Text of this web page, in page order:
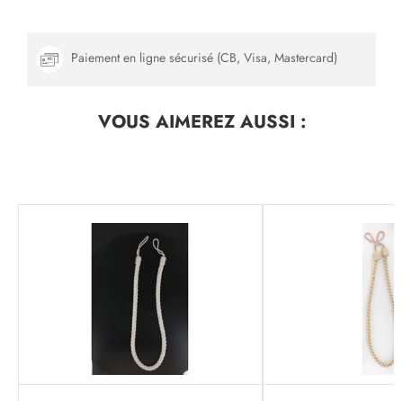
Paiement en ligne sécurisé (CB, Visa, Mastercard)
VOUS AIMEREZAUSSI :